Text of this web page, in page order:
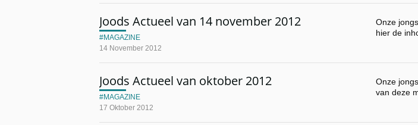
Joods Actueel van 14 november 2012
14 November 2012
MAGAZINE
Onze
hier de
Joods Actueel van oktober 2012
17 Oktober 2012
MAGAZINE
Onze
van deze